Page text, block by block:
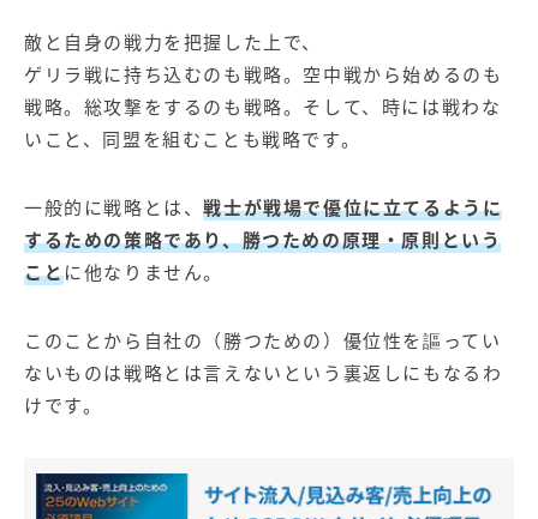
敵と自身の戦力を把握した上で、
ゲリラ戦に持ち込むのも戦略。空中戦から始めるのも
戦略。総攻撃をするのも戦略。そして、時には戦わな
いこと、同盟を組むことも戦略です。
一般的に戦略とは、戦士が戦場で優位に立てるように
するための策略であり、勝つための原理・原則という
ことに他なりません。
このことから自社の（勝つための）優位性を謳ってい
ないものは戦略とは言えないという裏返しにもなるわ
けです。